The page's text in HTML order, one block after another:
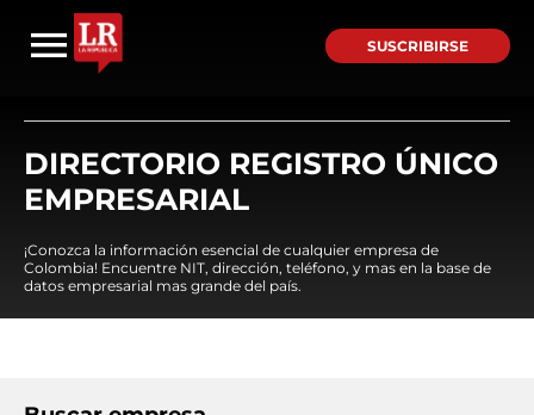
SUSCRIBIRSE
DIRECTORIO REGISTRO ÚNICO
EMPRESARIAL
¡Conozca la información esencial de cualquier empresa de
Colombia! Encuentre NIT, dirección, teléfono, y mas en la base de
datos empresarial mas grande del país.